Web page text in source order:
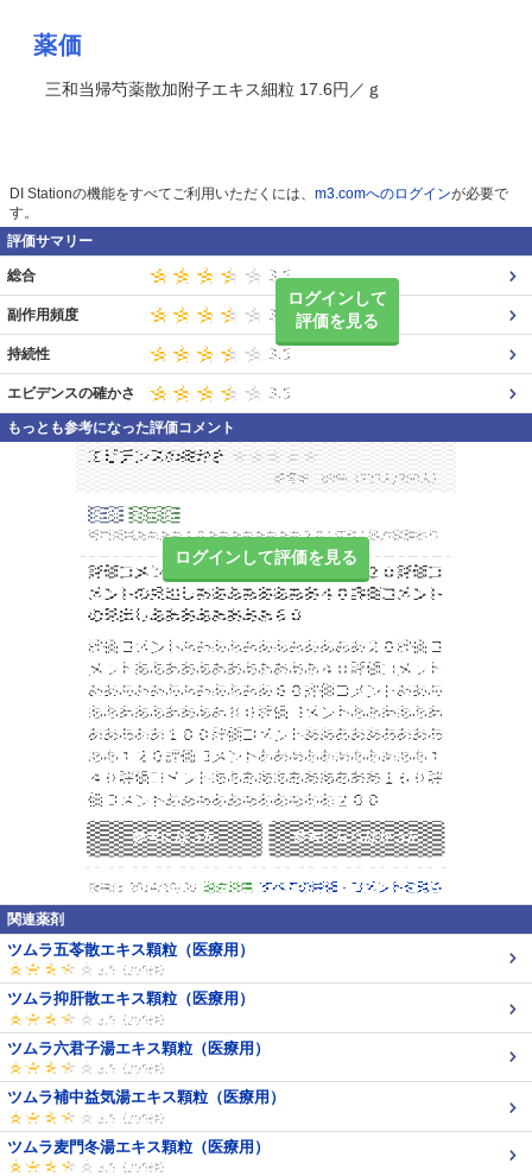
薬価
三和当帰芍薬散加附子エキス細粒 17.6円／ｇ
DI Stationの機能をすべてご利用いただくには、 m3.comへのログインが必要で
す。
評価サマリー
ログインして
評価を見る
総合
副作用頻度
持続性
エビデンスの確かさ
もっとも参考になった評価コメント
ログインして評価を見る
関連薬剤
ツムラ五苓散エキス顆粒（医療用）
ツムラ抑肝散エキス顆粒（医療用）
ツムラ六君子湯エキス顆粒（医療用）
ツムラ補中益気湯エキス顆粒（医療用）
ツムラ麦門冬湯エキス顆粒（医療用）